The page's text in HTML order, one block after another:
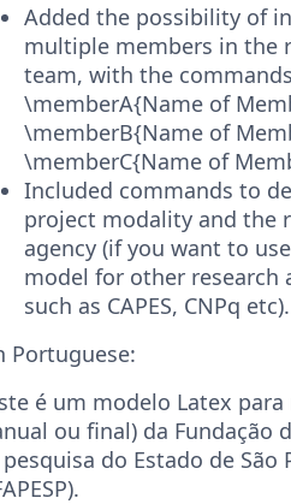
Added the possibility of
multiple members in the
team, with the commands
\memberA{Name of
\memberB{Name of
\memberC{Name of
Included commands to
project modality and the
agency (if you want to
model for other research
such as CAPES, CNPq etc).
Portuguese:
é um modelo Latex
ou final) da Fundação
pesquisa do Estado de São